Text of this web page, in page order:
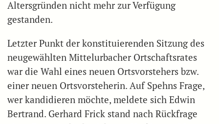
Altersgründen nicht mehr zur Verfügung
gestanden.
Letzter Punkt der konstituierenden Sitzung des
neugewählten Mittelurbacher Ortschaftsrates
war die Wahl eines neuen Ortsvorstehers bzw.
einer neuen Ortsvorsteherin. Auf Spehns Frage,
wer kandidieren möchte, meldete sich Edwin
Bertrand. Gerhard Frick stand nach Rückfrage